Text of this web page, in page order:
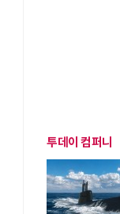
투데이 컴퍼니